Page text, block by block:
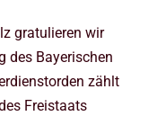
gratulieren wir
des Bayerischen
zählt
Freistaats